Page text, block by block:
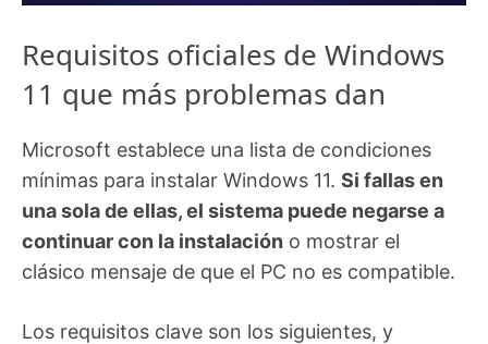
Requisitos oficiales de Windows
11 que más problemas dan
Microsoft establece una lista de condiciones
mínimas para instalar Windows 11. Si fallas en
una sola de ellas, el sistema puede negarse a
continuar con la instalación o mostrar el
clásico mensaje de que el PC no es compatible.
Los requisitos clave son los siguientes, y